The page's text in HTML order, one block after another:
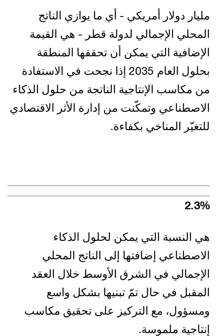
مليار دولار أمريكي - أي ما يوازي الناتج
المحلي الإجمالي لدولة قطر - هي القيمة
الإضافية التي يمكن أن تحققها المنطقة
بحلول العام 2035 إذا نجحت في الاستفادة
من مكاسب الإنتاجية الناتجة من حلول الذكاء
الاصطناعي وتمكّنت من إدارة الأثر الاقتصادي
للتغيّر المناخي بكفاءة.
6.5%
هي النسبة التي يمكن لحلول الذكاء
الاصطناعي إضافتها إلى الناتج المحلي
الإجمالي في الشرق الأوسط خلال العقد
المقبل في حال تمّ تبنيها بشكل واسع
ومسؤول، مع التركيز على تحقيق مكاسب
إنتاجية ملموسة.